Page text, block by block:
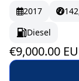
2017
Diesel
€9,000.00